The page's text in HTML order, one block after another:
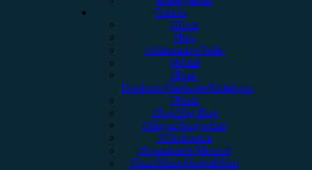
Genres
#Rock
#Pop
#Alternative/Indie
#Metal
#Post-
Hardcore/Hardcore/Metalcore
#Punk
#Rap/Hip-Hop
#Singer/Songwriter
#Electronica
#Soundtrack/Musical
#Jazz/Blues/Gospel/Soul